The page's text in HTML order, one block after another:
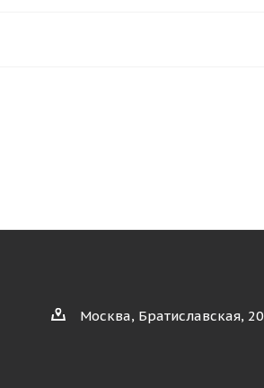
Москва, Братиславская, 20